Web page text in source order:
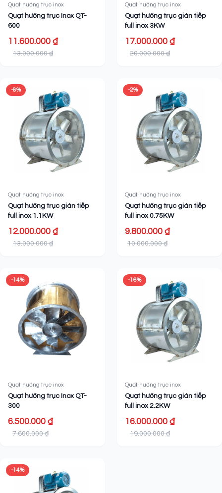
Quạt hướng trục inox
Quạt hướng trục Inox QT-
600
11.600.000 ₫
13.000.000 ₫
Quạt hướng trục inox
Quạt hướng trục gián tiếp
full inox 3KW
17.000.000 ₫
20.000.000 ₫
-8%
Quạt hướng trục inox
Quạt hướng trục gián tiếp
full inox 1.1KW
12.000.000 ₫
13.000.000 ₫
-2%
Quạt hướng trục inox
Quạt hướng trục gián tiếp
full inox 0.75KW
9.800.000 ₫
10.000.000 ₫
-14%
Quạt hướng trục inox
Quạt hướng trục Inox QT-
300
6.500.000 ₫
7.600.000 ₫
-16%
Quạt hướng trục inox
Quạt hướng trục gián tiếp
full inox 2.2KW
16.000.000 ₫
19.000.000 ₫
-14%